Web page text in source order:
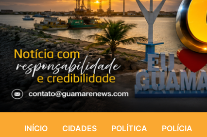
INÍCIO CIDADES POLÍTICA POLÍCIA